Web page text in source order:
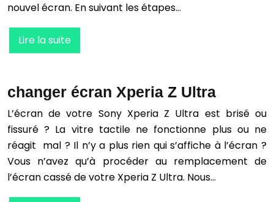
nouvel écran. En suivant les étapes…
Lire la suite
changer écran Xperia Z Ultra
L’écran de votre Sony Xperia Z Ultra est brisé ou
fissuré ? La vitre tactile ne fonctionne plus ou ne
réagit mal ? Il n’y a plus rien qui s’affiche à l’écran ?
Vous n’avez qu’à procéder au remplacement de
l’écran cassé de votre Xperia Z Ultra. Nous…